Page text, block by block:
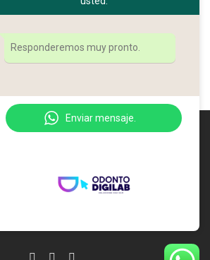
Lightbox Button
Responderemos muy pronto.
Enviar mensaje.